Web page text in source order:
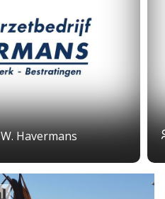
Havermans